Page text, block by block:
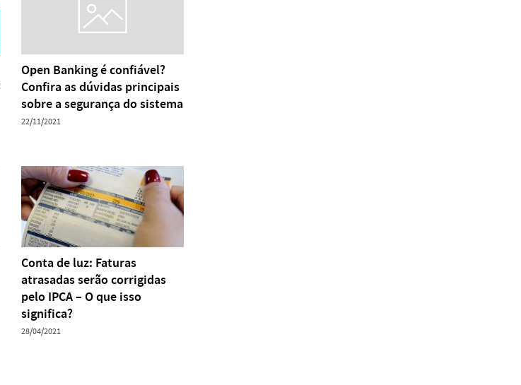
Open Banking é confiável?
Confira as dúvidas principais
sobre a segurança do sistema
22/11/2021
Conta de luz: Faturas
atrasadas serão corrigidas
pelo IPCA – O que isso
significa?
28/04/2021